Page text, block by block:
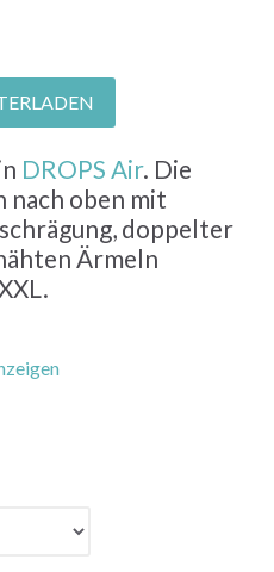
DROPS Air. Die
oben mit
doppelter
Ärmeln